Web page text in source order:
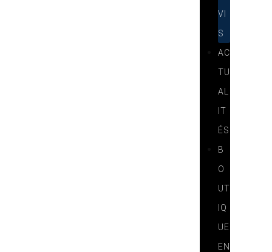
VI
S
AC
TU
AL
IT
ÉS
B
O
UT
IQ
UE
EN